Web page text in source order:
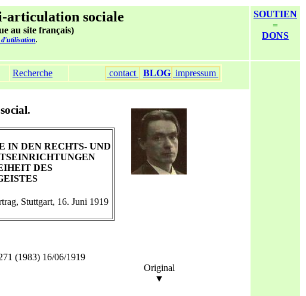
sociale
au site français)
.
SOUTIEN
=
DONS
Recherche contact BLOG impressum
IN DEN RECHTS- UND
DES
Stuttgart, 16. Juni 1919
(1983) 16/06/1919
Original
▼